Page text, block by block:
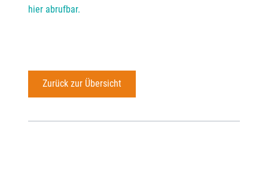
hier abrufbar.
Zurück zur Übersicht